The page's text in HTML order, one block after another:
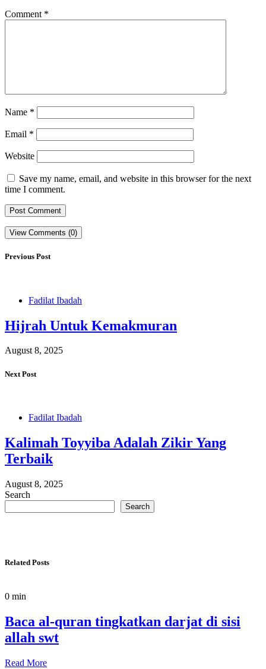
Comment *
Name *
Email *
Website
Save my name, email, and website in this browser for the next
time I comment.
View Comments (0)
Previous Post
Fadilat Ibadah
Hijrah Untuk Kemakmuran
August 8, 2025
Next Post
Fadilat Ibadah
Kalimah Toyyiba Adalah Zikir Yang
Terbaik
August 8, 2025
Search
Search
Related Posts
0 min
Baca al-quran tingkatkan darjat di sisi
allah swt
Read More